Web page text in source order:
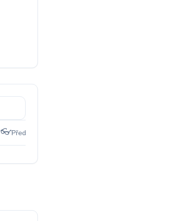
👓Předměty